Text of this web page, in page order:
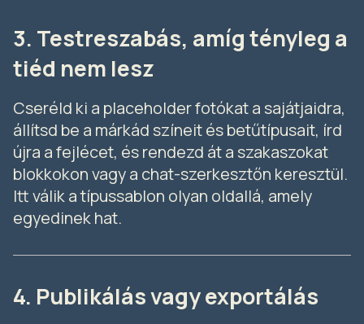
3. Testreszabás, amíg tényleg a
tiéd nem lesz
Cseréld ki a placeholder fotókat a sajátjaidra,
állítsd be a márkád színeit és betűtípusait, írd
újra a fejlécet, és rendezd át a szakaszokat
blokkokon vagy a chat-szerkesztőn keresztül.
Itt válik a típussablon olyan oldallá, amely
egyedinek hat.
4. Publikálás vagy exportálás